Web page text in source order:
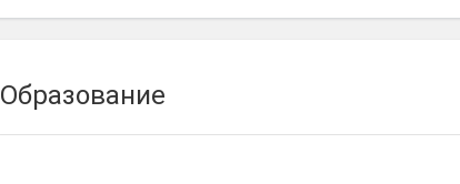
Образование